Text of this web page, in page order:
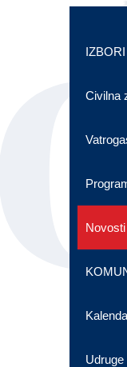
IZBORI
Civilna
Novosti
Udruge